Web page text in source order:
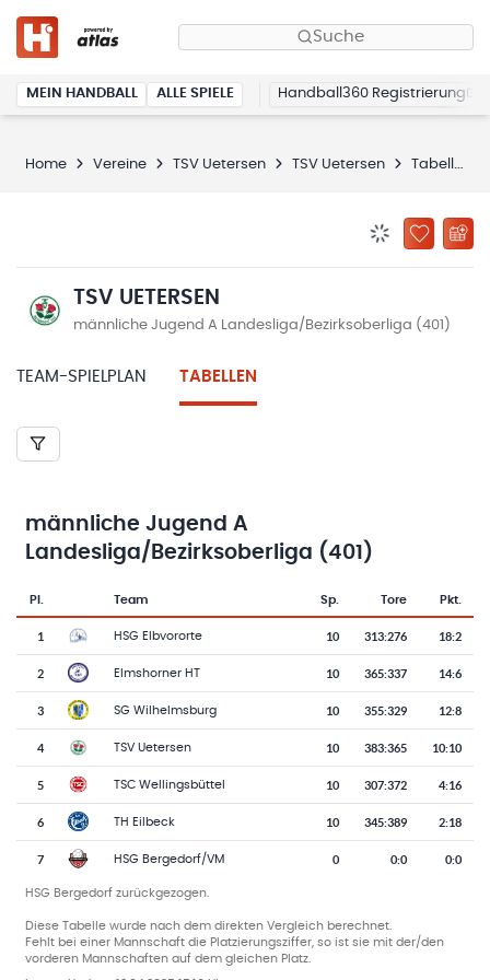
Suche
MEIN HANDBALL ALLE SPIELE Handball360 Registrierung
Home Vereine TSV Uetersen TSV Uetersen Tabellen
ZU
TSV UETERSEN
männliche Jugend A Landesliga/Bezirksoberliga (401)
TEAM-SPIELPLAN TABELLEN
männliche Jugend A
Landesliga/Bezirksoberliga (401)
Pl.
Team-Logo
Team Sp. Tore Pkt.
1 HSG Elbvororte 10 313:276 18:2
2 Elmshorner HT 10 365:337 14:6
3 SG Wilhelmsburg 10 355:329 12:8
4 TSV Uetersen 10 383:365 10:10
5 TSC Wellingsbüttel 10 307:372 4:16
6 TH Eilbeck 10 345:389 2:18
7 HSG Bergedorf/VM 0 0:0 0:0
HSG Bergedorf zurückgezogen.
Diese Tabelle wurde nach dem direkten Vergleich berechnet.
Fehlt bei einer Mannschaft die Platzierungsziffer, so ist sie mit der/den
vorderen Mannschaften auf dem gleichen Platz.